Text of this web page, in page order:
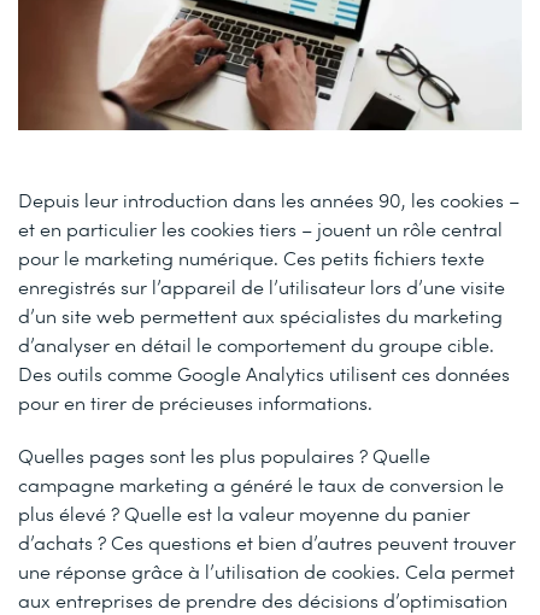
Depuis leur introduction dans les années 90, les cookies –
et en particulier les cookies tiers – jouent un rôle central
pour le marketing numérique. Ces petits fichiers texte
enregistrés sur l’appareil de l’utilisateur lors d’une visite
d’un site web permettent aux spécialistes du marketing
d’analyser en détail le comportement du groupe cible.
Des outils comme Google Analytics utilisent ces données
pour en tirer de précieuses informations.
Quelles pages sont les plus populaires ? Quelle
campagne marketing a généré le taux de conversion le
plus élevé ? Quelle est la valeur moyenne du panier
d’achats ? Ces questions et bien d’autres peuvent trouver
une réponse grâce à l’utilisation de cookies. Cela permet
aux entreprises de prendre des décisions d’optimisation